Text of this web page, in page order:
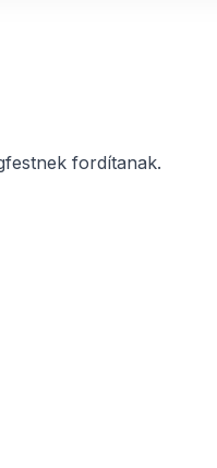
fordítanak.